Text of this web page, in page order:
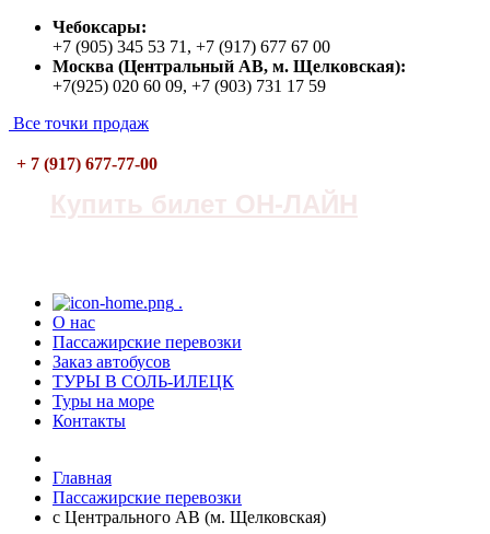
Чебоксары:
+7 (905) 345 53 71, +7 (917) 677 67 00
Москва (Центральный АВ, м. Щелковская):
+7(925) 020 60 09, +7 (903) 731 17 59
Все точки продаж
+ 7 (917) 677-77-00
Купить билет ОН-ЛАЙН
.
О нас
Пасcажирские перевозки
Заказ автобусов
ТУРЫ В СОЛЬ-ИЛЕЦК
Туры на море
Контакты
Главная
Пасcажирские перевозки
с Центрального АВ (м. Щелковская)